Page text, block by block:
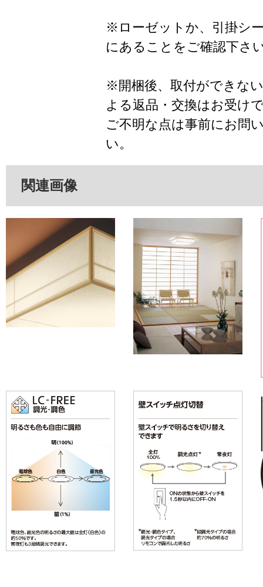
※ローゼットか、引掛シ
にあることをご確認下さ
※開梱後、取付ができな
よる返品・交換はお受け
ご不明な点は事前にお問
い。
関連画像